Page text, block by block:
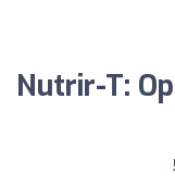
Nutrir-T: